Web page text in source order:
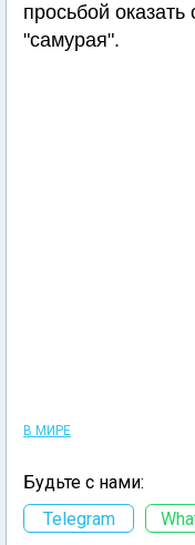
просьбой
"самурая".
В МИРЕ
Будьте с нами:
Telegram